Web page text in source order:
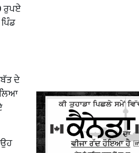
ਰੁਪਏ
ਦੇ